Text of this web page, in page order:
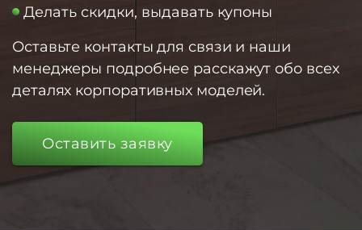
Делать скидки, выдавать купоны
Оставьте контакты для связи и наши
менеджеры подробнее расскажут обо всех
деталях корпоративных моделей.
Оставить заявку